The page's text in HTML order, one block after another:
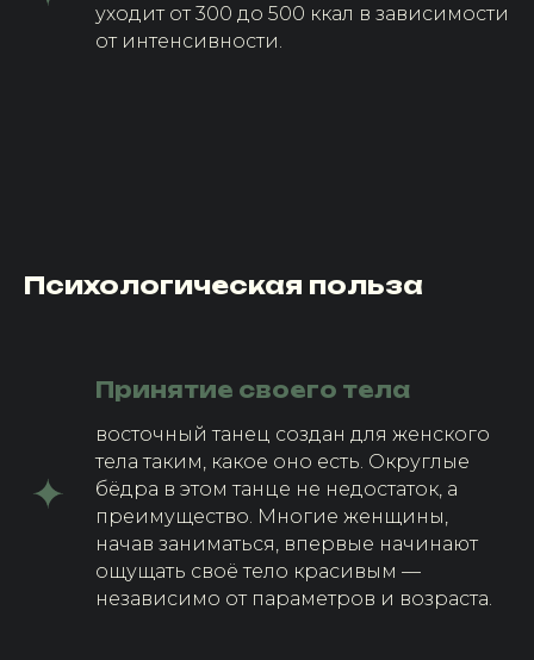
уходит от 300 до 500 ккал в зависимости
от интенсивности.
Психологическая польза
Принятие своего тела
восточный танец создан для женского
тела таким, какое оно есть. Округлые
бёдра в этом танце не недостаток, а
преимущество. Многие женщины,
начав заниматься, впервые начинают
ощущать своё тело красивым —
независимо от параметров и возраста.